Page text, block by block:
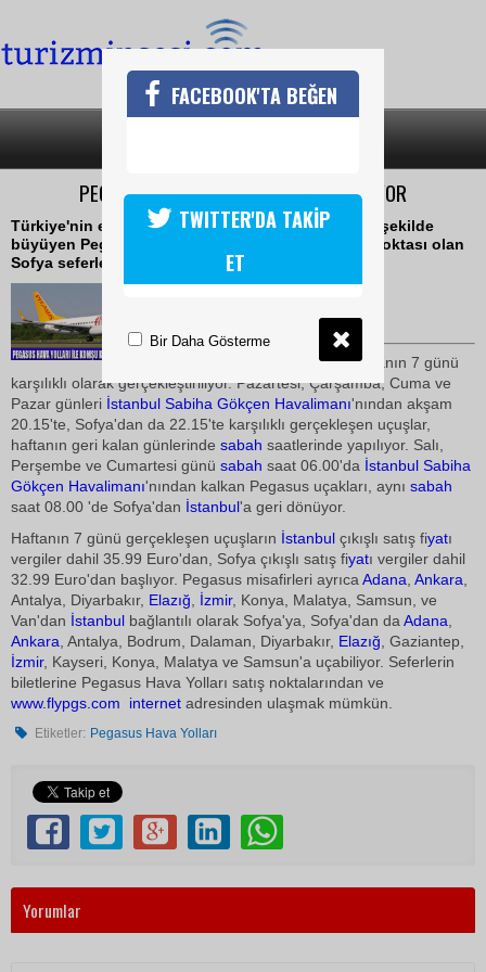
PEGASUS HAVA YOLLARI SOFYAYA UÇUYOR
Türkiye'nin en genç filosu ile dış hatlarda hızlı bir şekilde
büyüyen Pegasus Hava Yolları, yurtdışındaki 24. noktası olan
Sofya seferlerine başladı
-Sofya uçuşları, haftanın 7 günü
karşılıklı olarak gerçekleştiriliyor. Pazartesi, Çarşamba, Cuma ve
Pazar günleri İstanbul Sabiha Gökçen Havalimanı'nından akşam
20.15'te, Sofya'dan da 22.15'te karşılıklı gerçekleşen uçuşlar,
haftanın geri kalan günlerinde sabah saatlerinde yapılıyor. Salı,
Perşembe ve Cumartesi günü sabah saat 06.00'da İstanbul Sabiha
Gökçen Havalimanı'nından kalkan Pegasus uçakları, aynı sabah
saat 08.00 'de Sofya'dan İstanbul'a geri dönüyor.
Haftanın 7 günü gerçekleşen uçuşların İstanbul çıkışlı satış fiyatı
vergiler dahil 35.99 Euro'dan, Sofya çıkışlı satış fiyatı vergiler dahil
32.99 Euro'dan başlıyor. Pegasus misafirleri ayrıca Adana Ankara
Antalya, Diyarbakır, Elazığ İzmir, Konya, Malatya, Samsun, ve
Van'dan İstanbul bağlantılı olarak Sofya'ya, Sofya'dan da Adana
Ankara , Antalya, Bodrum, Dalaman, Diyarbakır, Elazığ , Gaziantep,
İzmir, Kayseri, Konya, Malatya ve Samsun'a uçabiliyor. Seferlerin
biletlerine Pegasus Hava Yolları satış noktalarından ve
www.flypgs.com
internet adresinden ulaşmak mümkün.
Etiketler: Pegasus Hava Yolları
Yorumlar
FACEBOOK'TA BEĞEN
TWITTER'DA TAKİP
ET
Bir Daha Gösterme